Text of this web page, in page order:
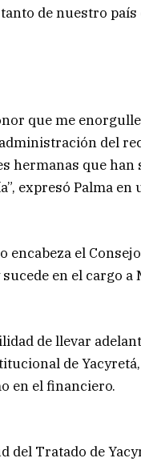
de nuestro país
que me
del
hermanas que
expresó Palma en
el
en el cargo a
de llevar
de
en el financiero.
del Tratado de